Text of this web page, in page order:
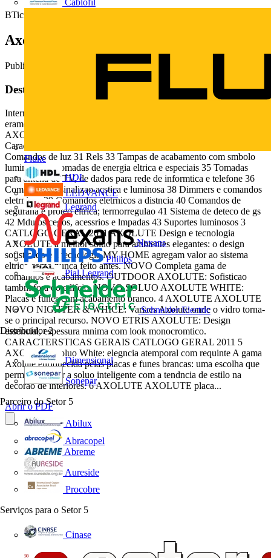
Fluke
HDL
LEDVANCE
Legrand
Nexans
Philips
Pial Legrand
Schneider Electric
Distribuidor 2
Dimensional
Sonepar
Parceiro do Setor 5
Abilux
Abracopel
Abreme
Aureside
Procobre
Serviços para o Setor 5
Cinase
BTicino
Axolute
Publicado: 14 de fevereiro de 2013· Categoria: Catálogos
Deste documento
Interruptor Etris Comando em vidro 2 Foto Fot o meramente mera
eramen m te men t ilustrativa ilustr ilu str st ttrrat ati a ttiiva va
AXOLUTE Placa Corian AXOLUTE NDICE DA SEO 4
Caractersticas gerais 24 Placas Tabela de escolha rpida Catlogo 28
Comandos de luz 31 Rels 33 Tampas de acabamento com smbolo
luminoso 34 Tomadas de energia eltrica e especiais 35 Tomadas
para antena de TV, de dados para rede de informtica e telefone 36
Comandos de sinalizao acstica e luminosa 38 Dimmers e comandos
eletrnicos 39 Comandos eletrnicos a distncia 40 Comandos de
segurana e proteo eltrica; termorregulao 41 Sistema de deteco de gs
42 Mdulos cegos, acessrios e lmpadas 43 Suportes luminosos 3
CATLOGO GERAL 2011 AXOLUTE Design e tecnologia
AXOLUTE a melhor soluo para ambientes elegantes: o design
sofisticado e a tecnologia MY HOME agregam valor ao sistema
eltrico como nunca feito antes. NOVO Completa gama de
comandos e acabamentos. OUTDOOR AXOLUTE: Sofisticao
tambm fora do edifcio. NOVO SOLUO AXOLUTE WHITE:
Placas e funes com acabamento branco. 4 AXOLUTE AXOLUTE
NOVO NIGHTER & WHICE: Variaes Axolute onde o vidro torna-
se o principal recurso. NOVO ETRIS AXOLUTE: Design
essencial, espessura mnima com look monocromtico.
CARACTERSTICAS GERAIS CATLOGO GERAL 2011 5
AXOLUTE Soluo White: elegncia atemporal com requinte A gama
Axolute enriquecida pelas placas e funes brancas: uma escolha que
permite integrar a soluo inteligente com a tendncia de estilo na
decorao de interiores. 6 AXOLUTE AXOLUTE placa...
Abrir o PDF